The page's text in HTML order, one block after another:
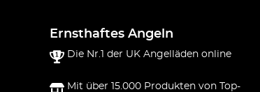
Ernsthaftes Angeln
Die Nr.1 der UK Angelläden online
Mit über 15.000 Produkten von Top-